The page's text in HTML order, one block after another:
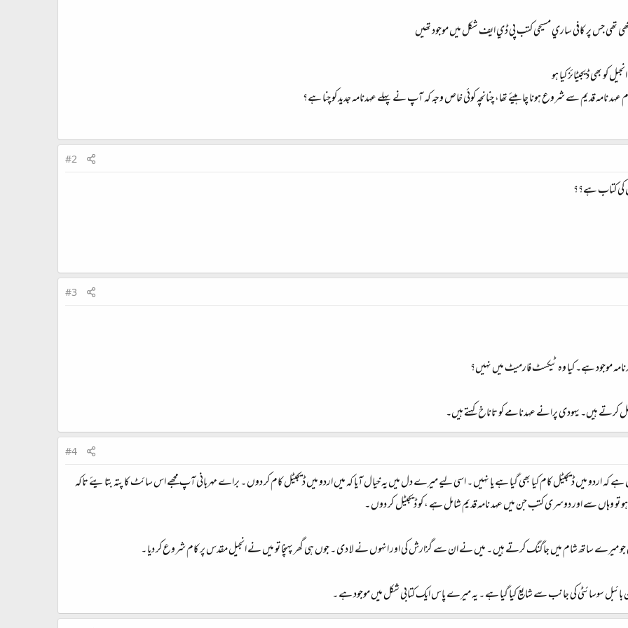
جس پر کافي ساري مسيحي کتب پي ڈي ايف شکل ميں موجود تھيں
بھي ڈيجيٹائز کيا ہو
نامہ قديم سے شروع ہونا چاہيئے تھا، چنانچہ کوئي خاص وجہ کہ آپ نے پہلے عہدنامہ جديد کو چنا ہے؟
#2
کی کتاب ہے؟؟
#3
موجود ہے۔ کیا وہ ٹیکسٹ فارمیٹ میں نہیں؟
کرتے ہیں۔ یہودی پرانے عہدنامے کو تاناخ کہتے ہیں۔
#4
اردو میں ڈیجیٹل کام کیا بھی گیا ہے یا ‏نہیں ۔ اسی لیے میرے دل میں یہ خیال آیا کہ میں اردو میں ڈیجیٹل کام کر دوں ۔ براے مہربانی ‏آپ مجھے اس سائٹ کا پتہ بتایئے تاکہ
‏وہاں سے اور دوسری کتب جن میں عہد نامہ قدیم شامل ہے ، کو ڈیجیٹل ‏ کر دوں ۔
میرے ساتھ شام میں جاگنگ کرتے ‏ہیں ۔ میں نے ان سے گزارش کی اور انہوں نے لا دی ۔ جوں ہی گھر پہنچا تو میں نے انجیل ‏مقدس پر کام شروع کر دیا ۔
بائبل سوسائٹی کی جانب سے شایع کیا ‏گیا ہے ۔ یہ میرے پاس ایک کتابی شکل میں موجود ہے ۔